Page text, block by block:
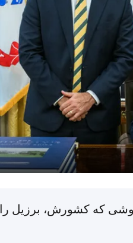
که کشورش، برزیل